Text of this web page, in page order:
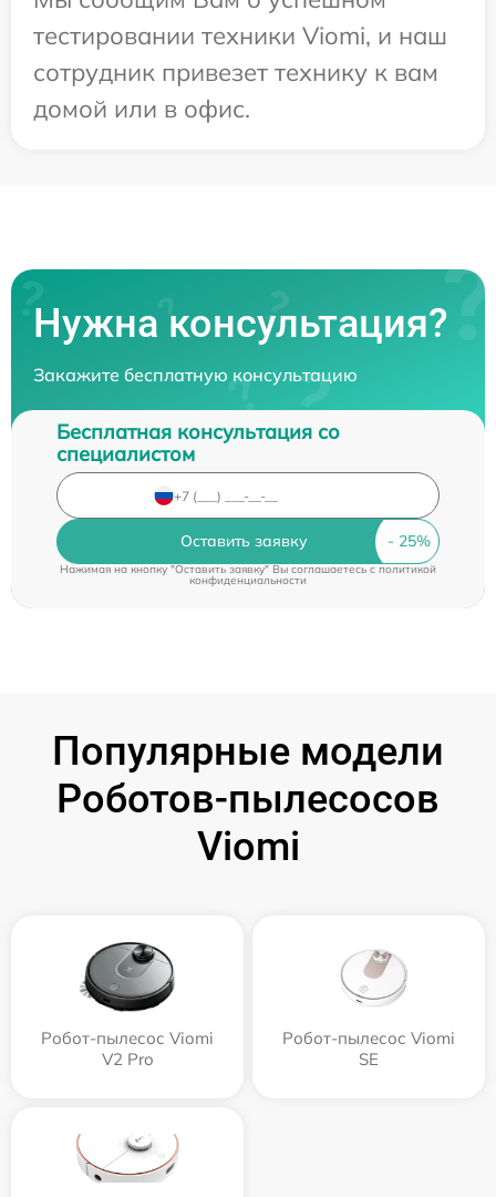
тестировании техники Viomi, и наш
сотрудник привезет технику к вам
домой или в офис.
Нужна консультация?
Закажите бесплатную консультацию
Бесплатная консультация со
специалистом
Оставить заявку
Нажимая на кнопку "Оставить заявку" Вы соглашаетесь cполитикой
конфиденциальности
Популярные модели
Роботов-пылесосов
Viomi
Робот-пылесос Viomi
V2 Pro
Робот-пылесос Viomi
SE